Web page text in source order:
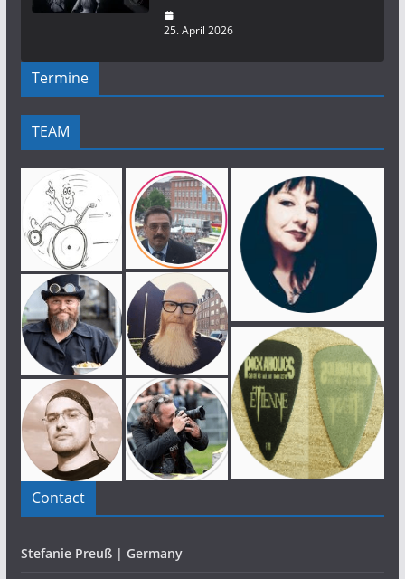
25. April 2026
Termine
TEAM
Contact
Stefanie Preuß | Germany